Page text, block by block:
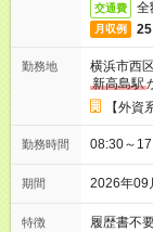
交通費 全
月収例
勤務地
横浜市西区
新高島駅
【外
勤務時間 08:30～
期間 2026年
特徴 履歴書不